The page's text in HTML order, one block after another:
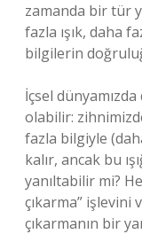
zamanda bir tür
fazla ışık, daha
bilgilerin
İçsel
olabilir:
fazla bilgiyle
kalır, ancak bu
yanıltabilir mi?
çıkarma”
çıkarmanın bir